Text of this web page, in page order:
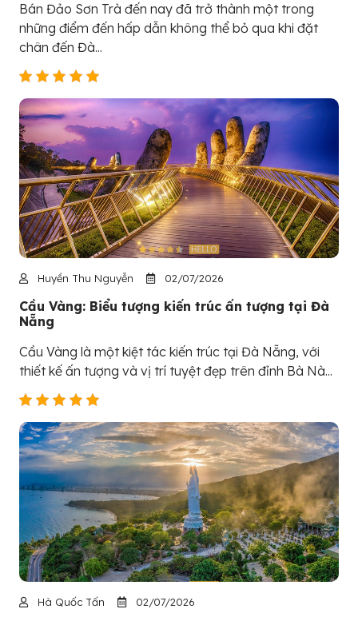
Bán Đảo Sơn Trà đến nay đã trở thành một trong
những điểm đến hấp dẫn không thể bỏ qua khi đặt
chân đến Đà...
Huyền Thu Nguyễn 02/07/2026
Cầu Vàng: Biểu tượng kiến trúc ấn tượng tại Đà
Nẵng
Cầu Vàng là một kiệt tác kiến trúc tại Đà Nẵng, với
thiết kế ấn tượng và vị trí tuyệt đẹp trên đỉnh Bà Nà...
Hà Quốc Tấn 02/07/2026